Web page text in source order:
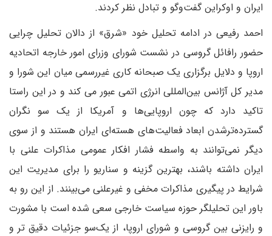
ایران و اوکراین گفت‌وگو و تبادل نظر کردند.
احمد رفیعی در ادامه تحلیل خود «شرق» از دالان تحلیل چرایی
حضور رافائل گروسی در نشست شورای وزرای امور خارجه اتحادیه
اروپا و دلایل برگزاری یک صبحانه کاری غیررسمی میان این شورا و
مدیر کل آژانس بین‌المللی انرژی اتمی عبور می کند و در این راستا
تاکید دارد که چون اروپایی‌ها و آمریکا از یک سو نگران
گسترده‌ترشدن ابعاد فعالیت‌های هسته‌ای ایران هستند و از سوی
دیگر نمی‌توانند به واسطه فشار افکار عمومی مذاکرات علنی با
ایران داشته باشند، بهترین گزینه و سناریو را برای مدیریت این
شرایط در پیگیری مذاکرات مخفی و غیرعلنی می‌بینند. از این رو به
باور این تحلیلگر حوزه سیاست خارجی سعی شده است با مشورت
و رایزنی بین گروسی و شورای اروپا، از یک‌سو جزئیات دقیق تر و